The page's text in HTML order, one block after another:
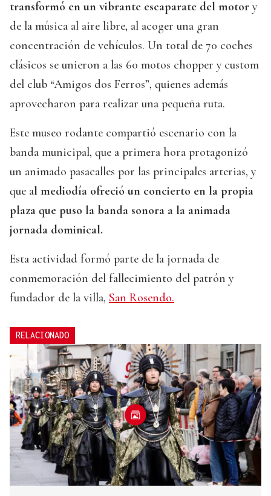
transformó en un vibrante escaparate del motor y
de la música al aire libre, al acoger una gran
concentración de vehículos. Un total de 70 coches
clásicos se unieron a las 60 motos chopper y custom
del club “Amigos dos Ferros”, quienes además
aprovecharon para realizar una pequeña ruta.
Este museo rodante compartió escenario con la
banda municipal, que a primera hora protagonizó
un animado pasacalles por las principales arterias, y
que al mediodía ofreció un concierto en la propia
plaza que puso la banda sonora a la animada
jornada dominical.
Esta actividad formó parte de la jornada de
conmemoración del fallecimiento del patrón y
fundador de la villa, San Rosendo.
RELACIONADO